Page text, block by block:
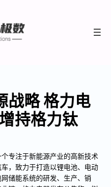
战略 格力电
持格力钛
专注于新能源产业的高新技术
，致力于打造以锂电池、电动
储能系统的研发、生产、销